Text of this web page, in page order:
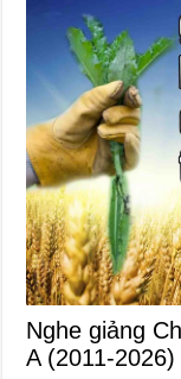
Nghe giảng
A (2011-2026)